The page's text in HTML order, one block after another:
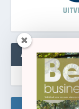
ABONNEREN